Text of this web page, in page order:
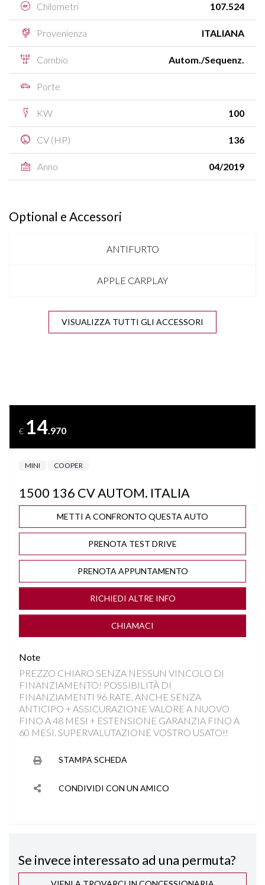
Chilometri 107.524
Provenienza ITALIANA
Cambio Autom./Sequenz.
Porte
KW 100
CV (HP) 136
Anno 04/2019
Optional e Accessori
ANTIFURTO
APPLE CARPLAY
BICOLORE
CAMBIO AUTOMATICO/SEQUENZIALE
CLIMA AUTOMATICO BIZONA
COMPUTER DI BORDO
CONTROLLO TRAZIONE
CROMATURE
CRUISE CONTROL
DISATTIVAZIONE AIRBAG LATO PASSEGGERO
FENDINEBBIA
INGRESSO USB
ISOFIX
VISUALIZZA TUTTI GLI ACCESSORI
€ 14.970
MINI COOPER
1500 136 CV AUTOM. ITALIA
METTI A CONFRONTO QUESTA AUTO
PRENOTA TEST DRIVE
PRENOTA APPUNTAMENTO
RICHIEDI ALTRE INFO
CHIAMACI
Note
PREZZO CHIARO SENZA NESSUN VINCOLO DI
FINANZIAMENTO! POSSIBILITÀ DI
FINANZIAMENTI 96 RATE, ANCHE SENZA
ANTICIPO + ASSICURAZIONE VALORE A NUOVO
FINO A 48 MESI + ESTENSIONE GARANZIA FINO A
60 MESI. SUPERVALUTAZIONE VOSTRO USATO!!
STAMPA SCHEDA
CONDIVIDI CON UN AMICO
Se invece interessato ad una permuta?